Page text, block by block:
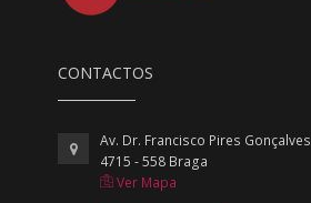
CONTACTOS
Av. Dr. Francisco Pires Gonçalves
4715 - 558 Braga
Ver Mapa